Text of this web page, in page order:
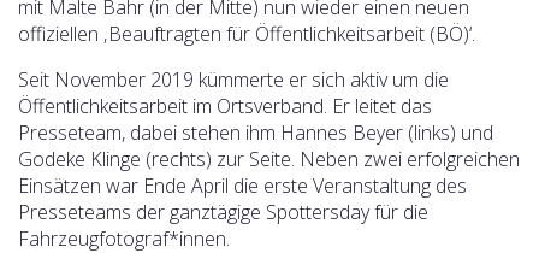
mit Malte Bahr (in der Mitte) nun wieder einen neuen
offiziellen ‚Beauftragten für Öffentlichkeitsarbeit (BÖ)‘.
Seit November 2019 kümmerte er sich aktiv um die
Öffentlichkeitsarbeit im Ortsverband. Er leitet das
Presseteam, dabei stehen ihm Hannes Beyer (links) und
Godeke Klinge (rechts) zur Seite. Neben zwei erfolgreichen
Einsätzen war Ende April die erste Veranstaltung des
Presseteams der ganztägige Spottersday für die
Fahrzeugfotograf*innen.